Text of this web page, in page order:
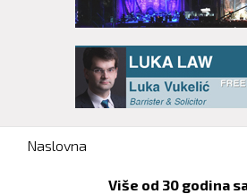
You are here
Naslovna
Više od 30 godina